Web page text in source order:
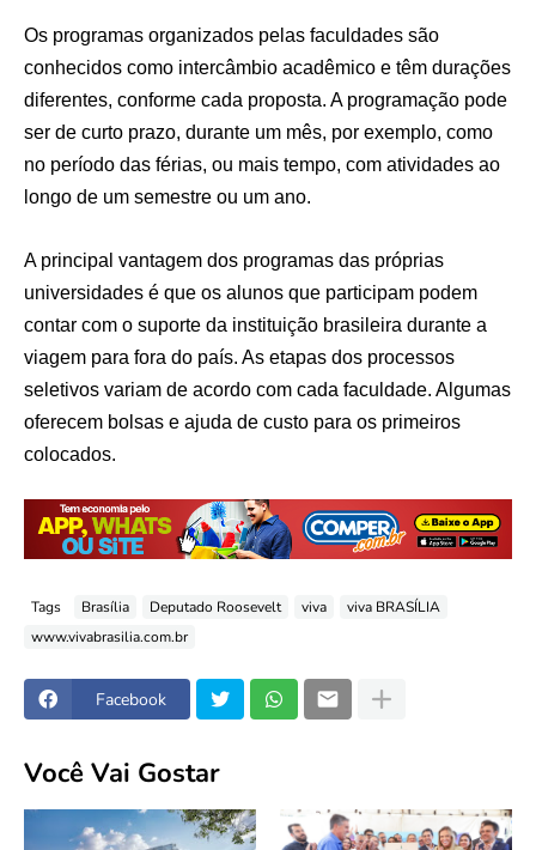
Os programas organizados pelas faculdades são
conhecidos como intercâmbio acadêmico e têm durações
diferentes, conforme cada proposta. A programação pode
ser de curto prazo, durante um mês, por exemplo, como
no período das férias, ou mais tempo, com atividades ao
longo de um semestre ou um ano.
A principal vantagem dos programas das próprias
universidades é que os alunos que participam podem
contar com o suporte da instituição brasileira durante a
viagem para fora do país. As etapas dos processos
seletivos variam de acordo com cada faculdade. Algumas
oferecem bolsas e ajuda de custo para os primeiros
colocados.
Tags Brasília Deputado Roosevelt viva
viva BRASÍLIA
www.vivabrasilia.com.br
Facebook
Você Vai Gostar